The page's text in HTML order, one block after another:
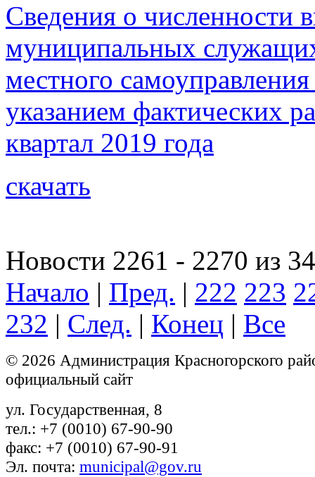
Сведения о
муниципальных
местного
указанием фактических
квартал 2019 года
скачать
Новости 2261 - 2270 из
Начало | Пред. | 222 223
232 | След. | Конец | Все
© 2026 Администрация Красногорского
официальный сайт
ул. Государственная, 8
тел.: +7 (0010) 67-90-90
факс: +7 (0010) 67-90-91
Эл. почта: municipal@gov.ru